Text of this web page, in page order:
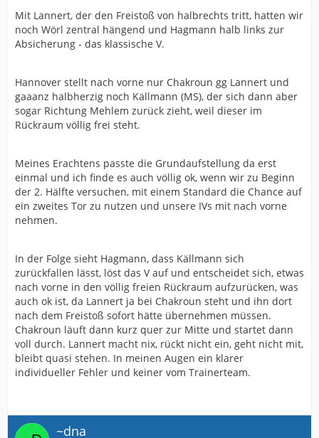
Mit Lannert, der den Freistoß von halbrechts tritt, hatten wir
noch Wörl zentral hängend und Hagmann halb links zur
Absicherung - das klassische V.
Hannover stellt nach vorne nur Chakroun gg Lannert und
gaaanz halbherzig noch Källmann (MS), der sich dann aber
sogar Richtung Mehlem zurück zieht, weil dieser im
Rückraum völlig frei steht.
Meines Erachtens passte die Grundaufstellung da erst
einmal und ich finde es auch völlig ok, wenn wir zu Beginn
der 2. Hälfte versuchen, mit einem Standard die Chance auf
ein zweites Tor zu nutzen und unsere IVs mit nach vorne
nehmen.
In der Folge sieht Hagmann, dass Källmann sich
zurückfallen lässt, löst das V auf und entscheidet sich, etwas
nach vorne in den völlig freien Rückraum aufzurücken, was
auch ok ist, da Lannert ja bei Chakroun steht und ihn dort
nach dem Freistoß sofort hätte übernehmen müssen.
Chakroun läuft dann kurz quer zur Mitte und startet dann
voll durch. Lannert macht nix, rückt nicht ein, geht nicht mit,
bleibt quasi stehen. In meinen Augen ein klarer
individueller Fehler und keiner vom Trainerteam.
~dna